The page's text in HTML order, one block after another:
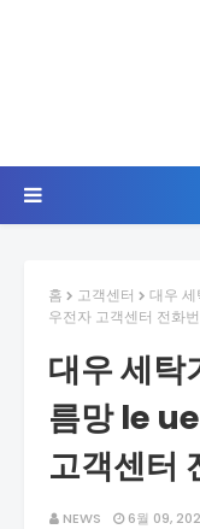
홈 고객센터
대우
우전자 고객센터 전화
대우 세탁
름망 le
고객센터
NEWS 6월 09,